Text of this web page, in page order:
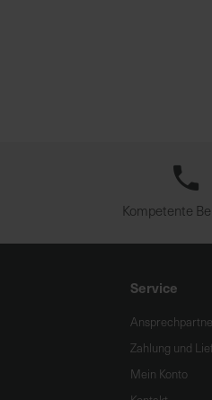
Kompetente
Service
Zahlung und
Mein Konto